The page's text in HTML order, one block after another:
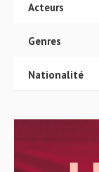
Acteurs
Genres
Nationalité